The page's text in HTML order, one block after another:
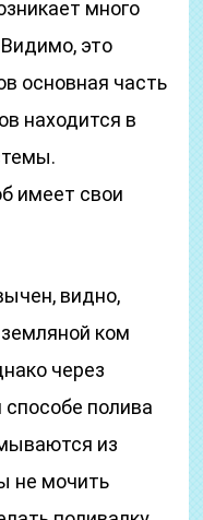
много
это
основная часть
находится в
имеет свои
видно,
ком
через
полива
из
не мочить